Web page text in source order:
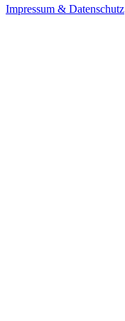
Impressum & Datenschutz